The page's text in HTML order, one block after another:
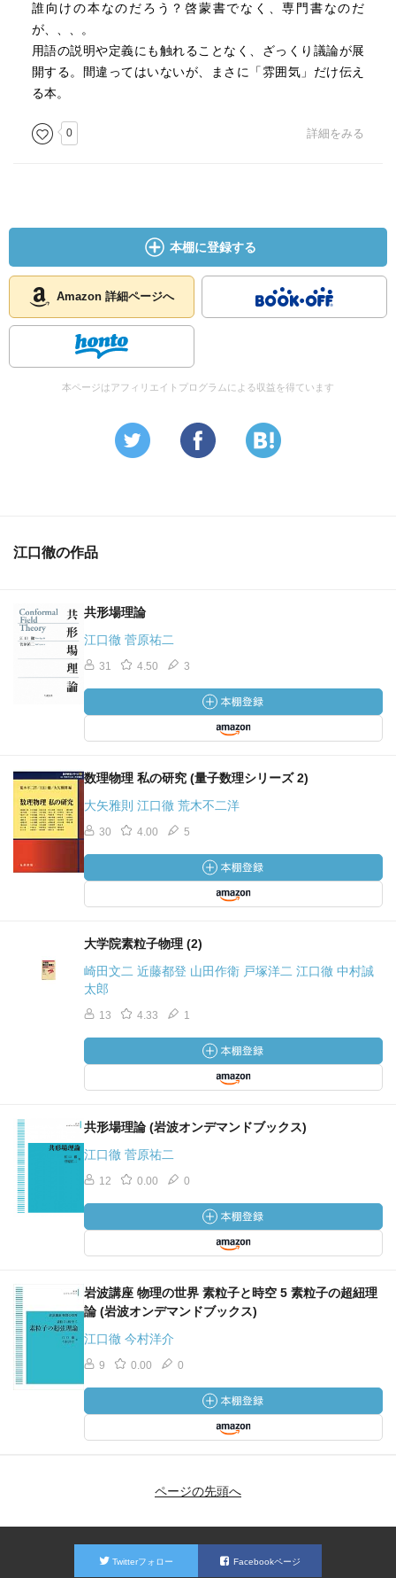
誰向けの本なのだろう？啓蒙書でなく、専門書なのだ
が、、、。
用語の説明や定義にも触れることなく、ざっくり議論が展
開する。間違ってはいないが、まさに「雰囲気」だけ伝え
る本。
0 詳細をみる
本棚に登録する
Amazon 詳細ページへ
本ページはアフィリエイトプログラムによる収益を得ています
江口徹の作品
共形場理論
江口徹 菅原祐二
31 4.50 3
数理物理 私の研究 (量子数理シリーズ 2)
大矢雅則 江口徹 荒木不二洋
30 4.00 5
大学院素粒子物理 (2)
崎田文二 近藤都登 山田作衛 戸塚洋二 江口徹 中村誠
太郎
13 4.33 1
共形場理論 (岩波オンデマンドブックス)
江口徹 菅原祐二
12 0.00 0
岩波講座 物理の世界 素粒子と時空 5 素粒子の超紐理
論 (岩波オンデマンドブックス)
江口徹 今村洋介
9 0.00 0
ページの先頭へ
Twitterフォロー Facebookページ